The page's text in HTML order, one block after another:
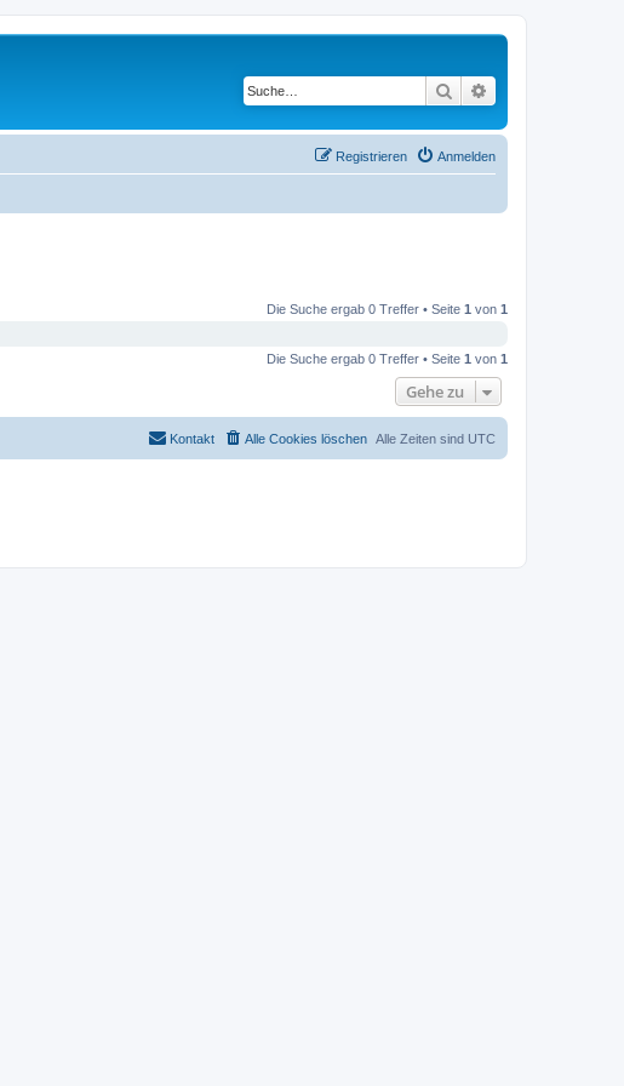
Suche
Anmelden
Registrieren
Die Suche ergab 0 Treffer • Seite 1 von 1
Die Suche ergab 0 Treffer • Seite 1 von 1
Gehe zu
Alle Zeiten sind UTC
Alle Cookies löschen
Kontakt